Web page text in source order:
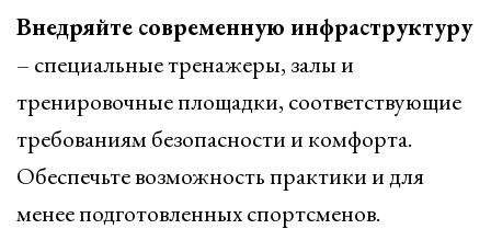
Внедряйте современную инфраструктуру
– специальные тренажеры, залы и
тренировочные площадки, соответствующие
требованиям безопасности и комфорта.
Обеспечьте возможность практики и для
менее подготовленных спортсменов.